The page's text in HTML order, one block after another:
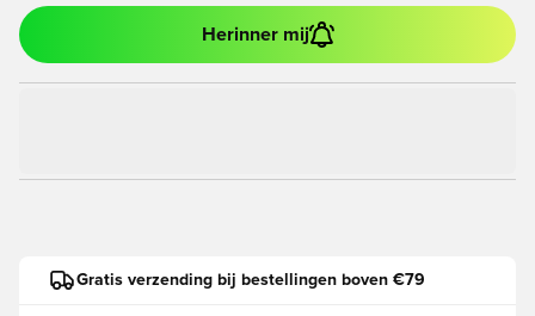
Herinner mij
Gratis verzending bij bestellingen boven €79